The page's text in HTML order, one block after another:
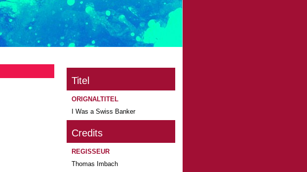
Titel
ORIGNALTITEL
I Was a Swiss Banker
Credits
REGISSEUR
Thomas Imbach